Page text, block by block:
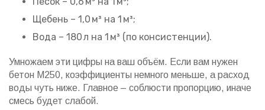
Щебень – 1,0 м³ на 1 м³;
Вода – 180 л на 1 м³ (по консистенции).
Умножаем эти цифры на ваш объём. Если вам нужен
бетон М250, коэффициенты немного меньше, а расход
воды чуть ниже. Главное – соблюсти пропорцию, иначе
смесь будет слабой.